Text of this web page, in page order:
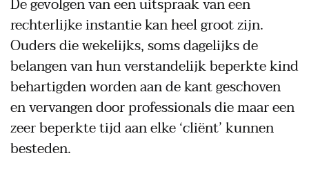
De gevolgen van een uitspraak van een
rechterlijke instantie kan heel groot zijn.
Ouders die wekelijks, soms dagelijks de
belangen van hun verstandelijk beperkte kind
behartigden worden aan de kant geschoven
en vervangen door professionals die maar een
zeer beperkte tijd aan elke ‘cliënt’ kunnen
besteden.